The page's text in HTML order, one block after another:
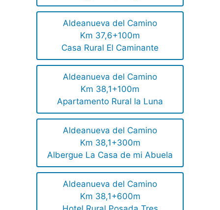
Aldeanueva del Camino
Km 37,6+100m
Casa Rural El Caminante
Aldeanueva del Camino
Km 38,1+100m
Apartamento Rural la Luna
Aldeanueva del Camino
Km 38,1+300m
Albergue La Casa de mi Abuela
Aldeanueva del Camino
Km 38,1+600m